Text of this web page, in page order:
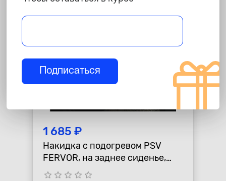
1 685 ₽
Накидка с подогревом PSV
FERVOR, на заднее сиденье,
черная
star_border star_border star_border star_border star_border
Подписаться